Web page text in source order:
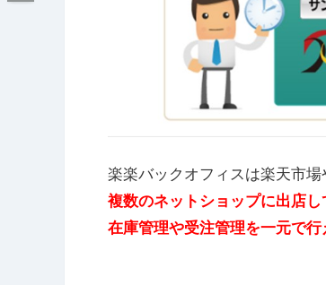
楽楽バックオフィスは楽天市
複数のネットショップに出店
在庫管理や受注管理を一元で